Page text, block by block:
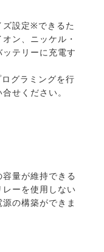
ズ設定※できるた
ン、ニッケル・
テリーに充電す
グラミングを行
せください。
量が維持できる
ーを使用しない
の構築ができま